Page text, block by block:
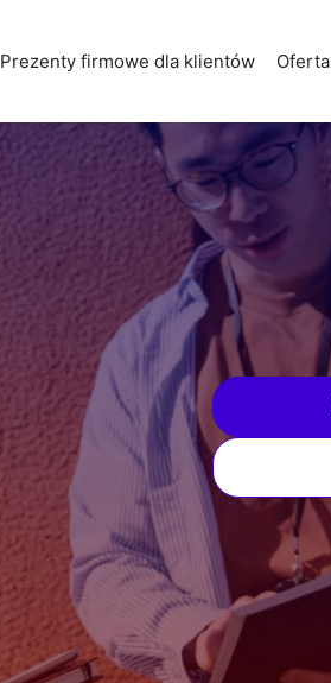
Prezenty firmowe dla klientów Oferta